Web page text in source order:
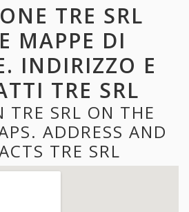
TRE SRL
MAPPE DI
INDIRIZZO E
TRE SRL
TRE SRL ON THE
ADDRESS AND
TRE SRL